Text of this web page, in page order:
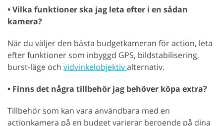
• Vilka funktioner ska jag leta efter i en sådan
kamera?
När du väljer den bästa budgetkameran för action, leta
efter funktioner som inbyggd GPS, bildstabilisering,
burst-läge och vidvinkelobjektivalternativ.
• Finns det några tillbehör jag behöver köpa extra?
Tillbehör som kan vara användbara med en
actionkamera på en budget varierar beroende på dina